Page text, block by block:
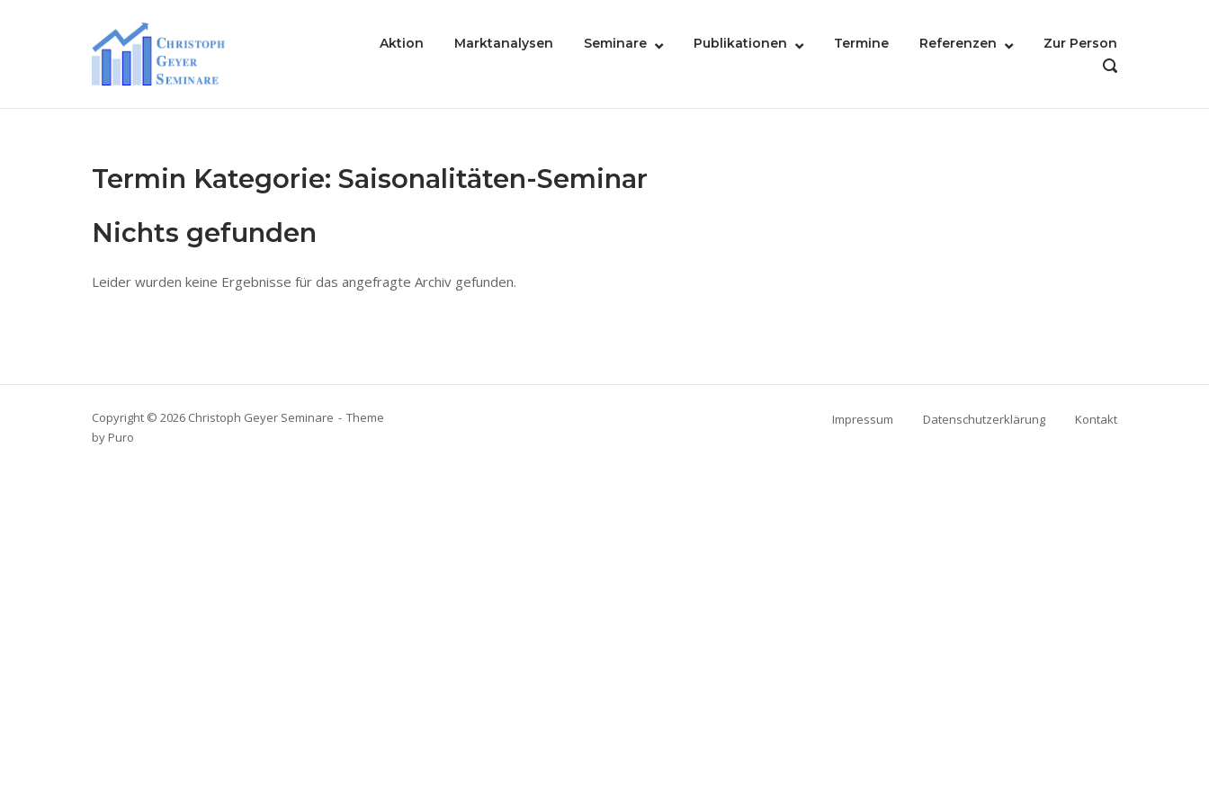
Home
Aktion Marktanalysen Seminare Publikationen Termine Referenzen
Zur Person
OPEN
Termin Kategorie: Saisonalitäten-Seminar
Nichts gefunden
Leider wurden keine Ergebnisse für das angefragte Archiv gefunden.
Copyright © 2026 Christoph Geyer Seminare
Theme
by Puro
Impressum Datenschutzerklärung Kontakt